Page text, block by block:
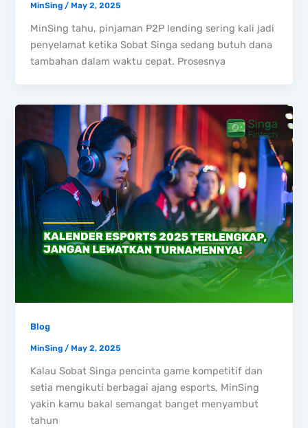
MinSing/May 2, 2025
MinSing tahu, pinjaman P2P lending sering kali jadi
penyelamat ketika Sobat Singa sedang butuh dana
tambahan dalam waktu cepat. Prosesnya
Blog
MinSing/May 2, 2025
Kalau Sobat Singa pencinta game kompetitif dan
setia mengikuti berbagai ajang esports, MinSing
yakin kamu bakal semangat banget menyambut
tahun